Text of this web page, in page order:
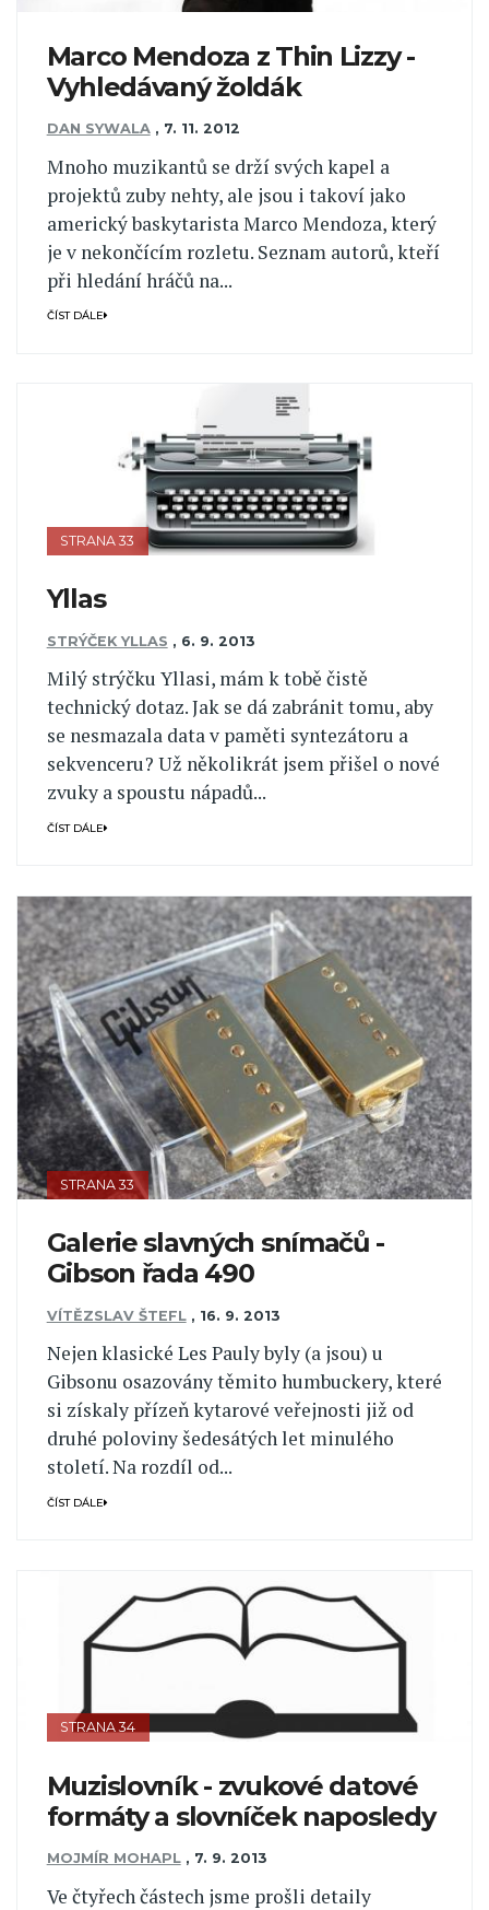
Marco Mendoza z Thin Lizzy -
Vyhledávaný žoldák
DAN SYWALA , 7. 11. 2012
Mnoho muzikantů se drží svých kapel a
projektů zuby nehty, ale jsou i takoví jako
americký baskytarista Marco Mendoza, který
je v nekončícím rozletu. Seznam autorů, kteří
při hledání hráčů na...
ČÍST DÁLE
STRANA 33
Yllas
STRÝČEK YLLAS , 6. 9. 2013
Milý strýčku Yllasi, mám k tobě čistě
technický dotaz. Jak se dá zabránit tomu, aby
se nesmazala data v paměti syntezátoru a
sekvenceru? Už několikrát jsem přišel o nové
zvuky a spoustu nápadů...
ČÍST DÁLE
STRANA 33
Galerie slavných snímačů -
Gibson řada 490
VÍTĚZSLAV ŠTEFL , 16. 9. 2013
Nejen klasické Les Pauly byly (a jsou) u
Gibsonu osazovány těmito humbuckery, které
si získaly přízeň kytarové veřejnosti již od
druhé poloviny šedesátých let minulého
století. Na rozdíl od...
ČÍST DÁLE
STRANA 34
Muzislovník - zvukové datové
formáty a slovníček naposledy
MOJMÍR MOHAPL , 7. 9. 2013
Ve čtyřech částech jsme prošli detaily